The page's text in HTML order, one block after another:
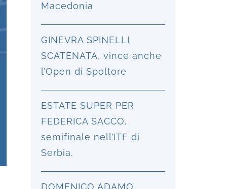
Macedonia
GINEVRA SPINELLI
SCATENATA, vince anche
l’Open di Spoltore
ESTATE SUPER PER
FEDERICA SACCO,
semifinale nell’ITF di
Serbia.
DOMENICO ADAMO,